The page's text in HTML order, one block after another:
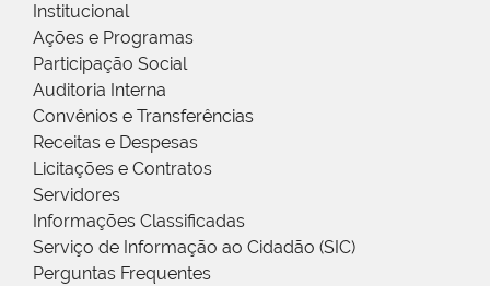
Institucional
Ações e Programas
Participação Social
Auditoria Interna
Convênios e Transferências
Receitas e Despesas
Licitações e Contratos
Servidores
Informações Classificadas
Serviço de Informação ao Cidadão (SIC)
Perguntas Frequentes